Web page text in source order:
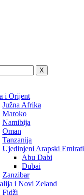
X
i Orijent
Južna Afrika
Maroko
Namibija
Oman
Tanzanija
Ujedinjeni Arapski Emirati
Abu Dabi
Dubai
Zanzibar
i Novi Zeland
Fidži